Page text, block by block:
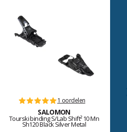
1 oordelen
SALOMON
Tourski binding S/Lab Shift² 10 Mn
Sh120 Black Silver Metal